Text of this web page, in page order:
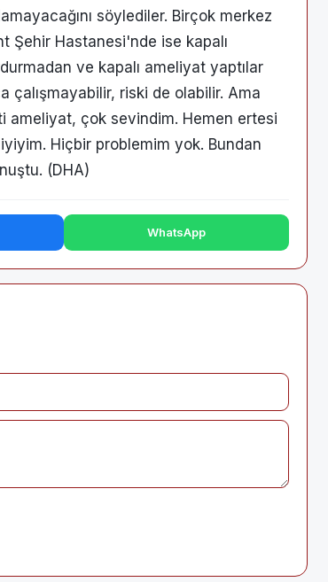
söylediler. Birçok merkez
Şehir Hastanesi'nde ise kapalı
ve kapalı ameliyat yaptılar
çalışmayabilir, riski de olabilir. Ama
ameliyat, çok sevindim. Hemen ertesi
Hiçbir problemim yok. Bundan
(DHA)
WhatsApp